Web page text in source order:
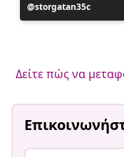
Η
ανάρτηση
storgatan35c
Δείτε πώς να